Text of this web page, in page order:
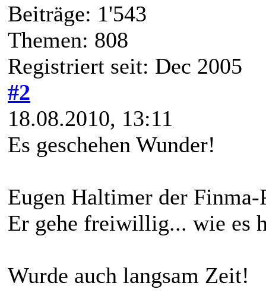
Beiträge: 1'543
Themen: 808
Registriert seit: Dec 2005
#2
18.08.2010, 13:11
Es geschehen Wunder!
Eugen Haltimer der
Er gehe freiwillig... wie es
Wurde auch langsam Zeit!